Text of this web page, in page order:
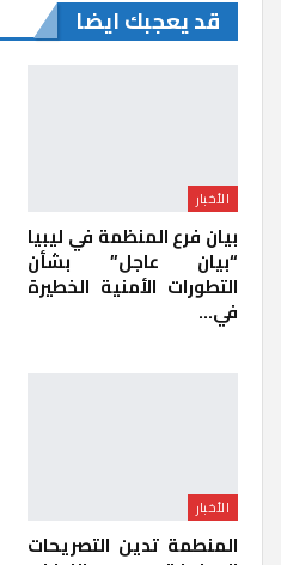
قد يعجبك ايضا
الأخبار
بيان فرع المنظمة في ليبيا
“بيان عاجل” بشأن
التطورات الأمنية الخطيرة
في…
الأخبار
المنطمة تدين التصريحات